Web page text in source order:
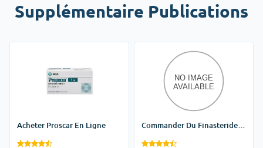
Supplémentaire Publications
Acheter Proscar En Ligne
Commander Du Finasteride